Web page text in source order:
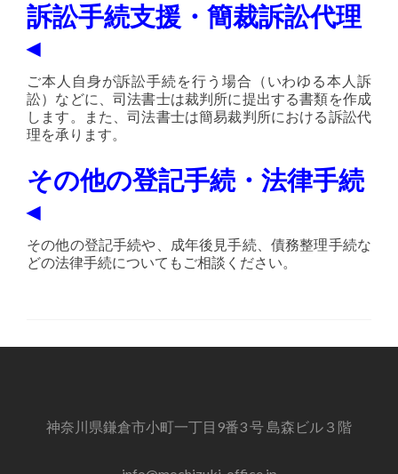
訴訟手続支援・簡裁訴訟代理
◂
ご本人自身が訴訟手続を行う場合（いわゆる本人訴
訟）などに、司法書士は裁判所に提出する書類を作成
します。また、司法書士は簡易裁判所における訴訟代
理を承ります。
その他の登記手続・法律手続
◂
その他の登記手続や、成年後見手続、債務整理手続な
どの法律手続についてもご相談ください。
神奈川県鎌倉市小町一丁目9番3 号 島森ビル３階